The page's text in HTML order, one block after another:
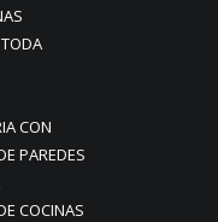
CON
PAREDES
COCINAS